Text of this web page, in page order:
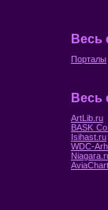
Весь
Порталы
Весь
ArtLib.ru
BASK
Isihast.ru
WDC-